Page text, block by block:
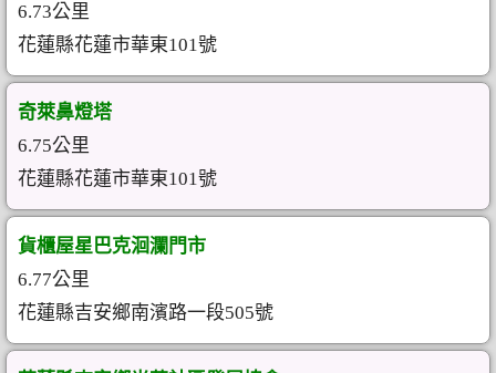
6.73公里
花蓮縣花蓮市華東101號
奇萊鼻燈塔
6.75公里
花蓮縣花蓮市華東101號
貨櫃屋星巴克洄瀾門市
6.77公里
花蓮縣吉安鄉南濱路一段505號